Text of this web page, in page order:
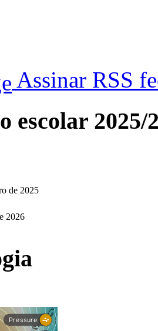
Assinar RSS
escolar 2025/
de 2025
2026